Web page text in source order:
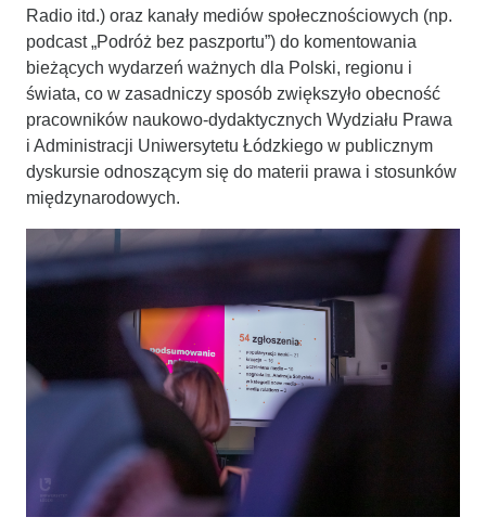
Radio itd.) oraz kanały mediów społecznościowych (np.
podcast „Podróż bez paszportu”) do komentowania
bieżących wydarzeń ważnych dla Polski, regionu i
świata, co w zasadniczy sposób zwiększyło obecność
pracowników naukowo-dydaktycznych Wydziału Prawa
i Administracji Uniwersytetu Łódzkiego w publicznym
dyskursie odnoszącym się do materii prawa i stosunków
międzynarodowych.